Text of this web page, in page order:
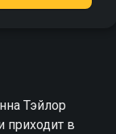
Тэйлор
приходит в